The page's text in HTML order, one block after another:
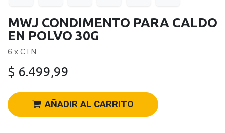
MWJ CONDIMENTO PARA CALDO
EN POLVO 30G
6 x CTN
$ 6.499,99
AÑADIR AL CARRITO